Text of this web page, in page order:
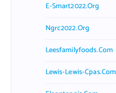
E-Smart2022.org
Ngrc2022.org
Leesfamilyfoods.com
Lewis-Lewis-Cpas.com